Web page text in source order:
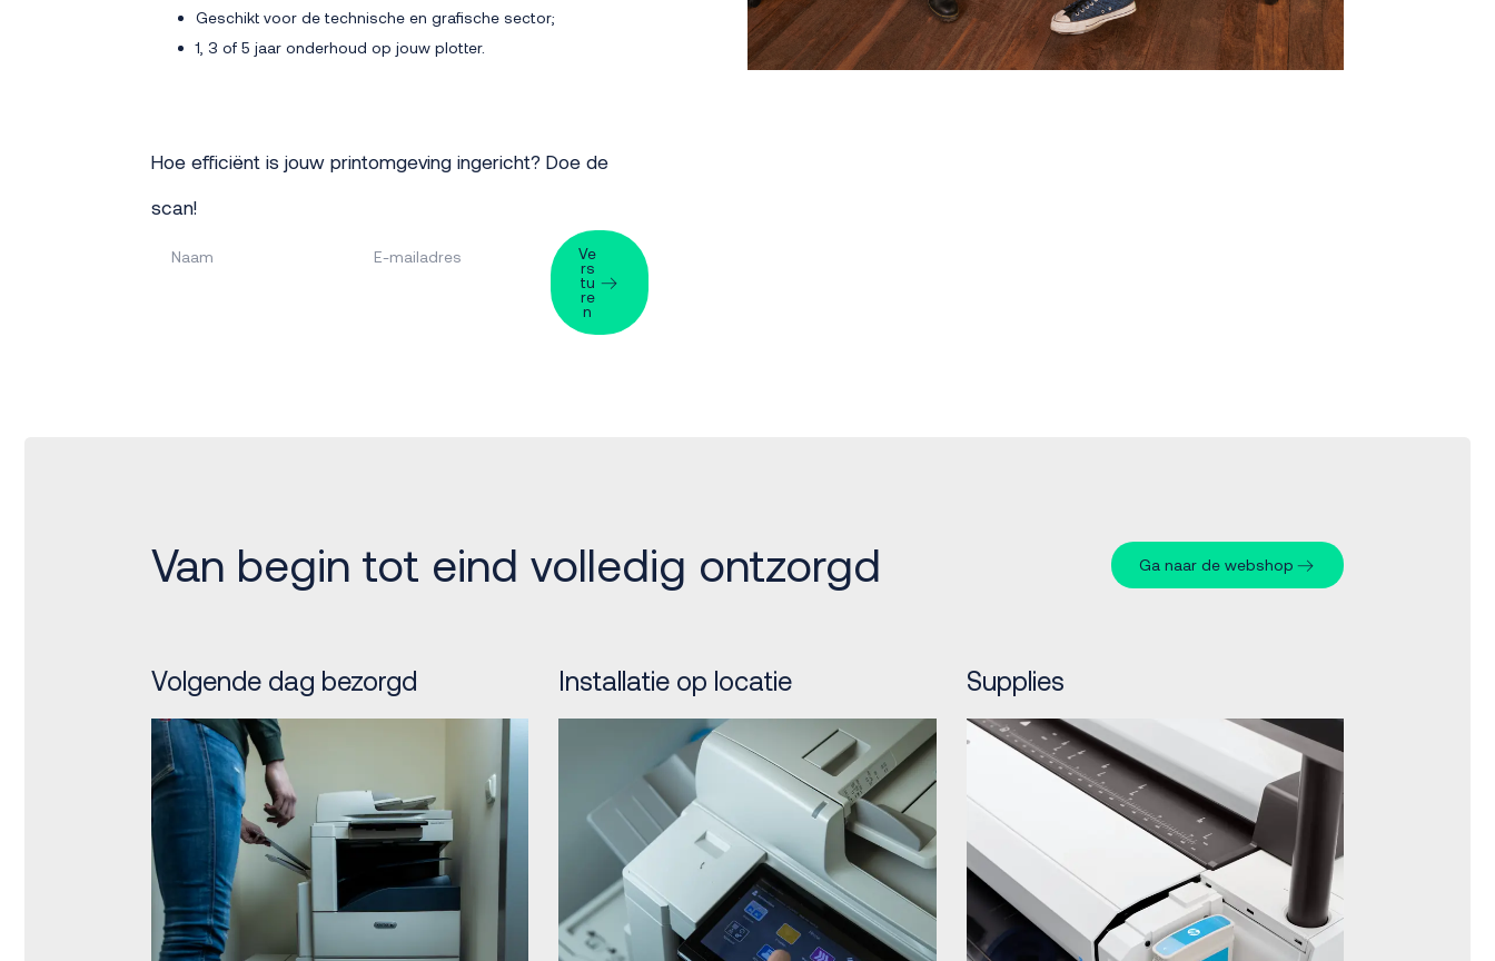
Geschikt voor de technische en grafische sector;
1, 3 of 5 jaar onderhoud op jouw plotter.
Hoe efficiënt is jouw printomgeving ingericht? Doe de
scan!
Ve
rs
tu
re
n
Van begin tot eind volledig ontzorgd Ga naar de webshop
Volgende dag bezorgd Installatie op locatie Supplies